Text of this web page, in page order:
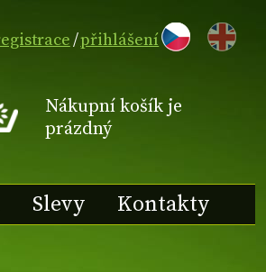
EN
Nákupní košík je
prázdný
Slevy Kontakty
/přihlášení